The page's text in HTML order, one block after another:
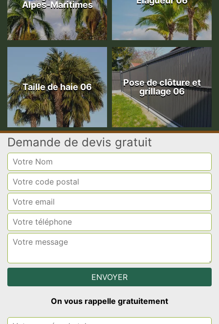
Alpes-Maritimes
Taille de haie 06
Pose de clôture et
grillage 06
Demande de devis gratuit
On vous rappelle gratuitement